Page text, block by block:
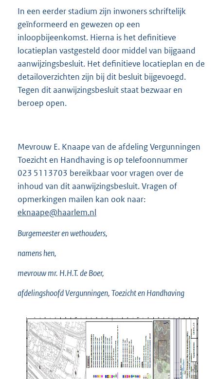
In een eerder stadium zijn inwoners schriftelijk
geïnformeerd en gewezen op een
inloopbijeenkomst. Hierna is het definitieve
locatieplan vastgesteld door middel van bijgaand
aanwijzingsbesluit. Het definitieve locatieplan en de
detailoverzichten zijn bij dit besluit bijgevoegd.
Tegen dit aanwijzingsbesluit staat bezwaar en
beroep open.
Mevrouw E. Knaape van de afdeling Vergunningen
Toezicht en Handhaving is op telefoonnummer
023 5113703 bereikbaar voor vragen over de
inhoud van dit aanwijzingsbesluit. Vragen of
opmerkingen mailen kan ook naar:
eknaape@haarlem.nl
Burgemeester en wethouders,
namens hen,
mevrouw mr. H.H.T. deBoer,
afdelingshoofd Vergunningen, Toezicht en Handhaving